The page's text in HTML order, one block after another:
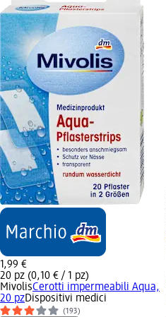
1,99 €
20 pz (0,10 € / 1 pz)
MivolisCerotti impermeabili Aqua,
20 pzDispositivi medici
(193)